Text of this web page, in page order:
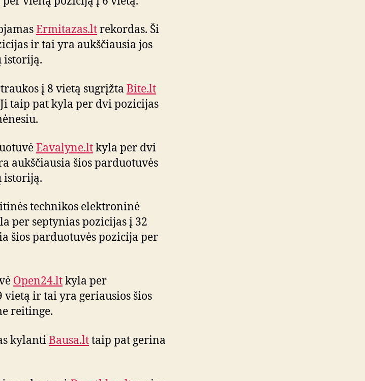
Ermitazas.ltrekordas. Ši
ir tai yra aukščiausia jos
istoriją.
į 8 vietą sugrįžta Bite.lt
taip pat kyla per dvi pozicijas
Eavalyne.ltkyla per dvi
aukščiausia šios parduotuvės
istoriją.
technikos elektroninė
per septynias pozicijas į 32
šios parduotuvės pozicija per
Open24.ltkyla per
ir tai yra geriausios šios
reitinge.
kylanti Bausa.lttaip pat gerina